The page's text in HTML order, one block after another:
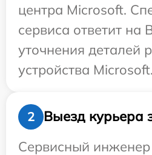
центра Microsoft.
сервиса ответит на
уточнения деталей
устройства Microsoft.
2
Выезд курьера
Сервисный инженер